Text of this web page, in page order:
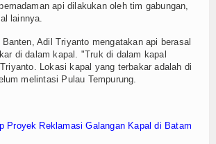
api dilakukan oleh tim gabungan,
lainnya.
Adil Triyanto mengatakan api berasal
di dalam kapal. "Truk di dalam kapal
Lokasi kapal yang terbakar adalah di
melintasi Pulau Tempurung.
Proyek Reklamasi Galangan Kapal di Batam